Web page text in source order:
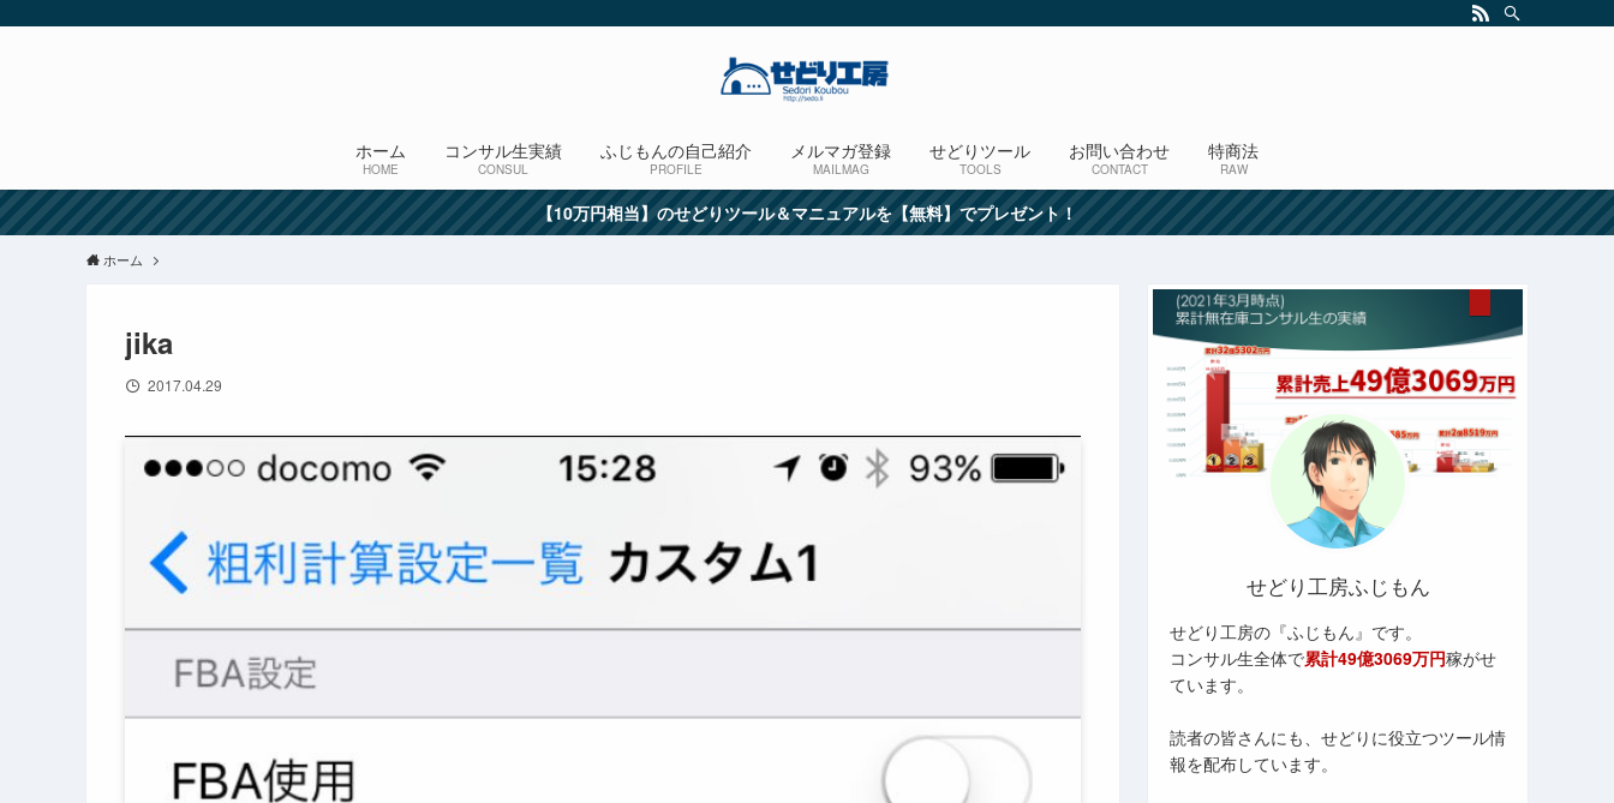
ホーム
HOME
コンサル生実績
CONSUL
ふじもんの自己紹介
PROFILE
メルマガ登録
MAILMAG
せどりツール
TOOLS
お問い合わせ
CONTACT
特商法
RAW
【10万円相当】のせどりツール＆マニュアルを【無料】でプレゼント！
ホーム
jika
2017.04.29
せどり工房ふじもん
せどり工房の『ふじもん』です。
コンサル生全体で累計49億3069万円稼がせ
ています。
読者の皆さんにも、せどりに役立つツール情
報を配布しています。